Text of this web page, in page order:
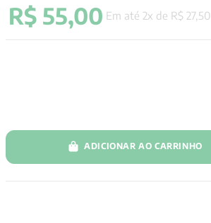
R$ 55,00 Em até 2x de R$ 27, 50
ADICIONAR AO CARRINHO